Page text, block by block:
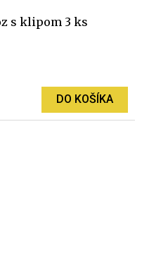
s klipom 3 ks
DO KOŠÍKA